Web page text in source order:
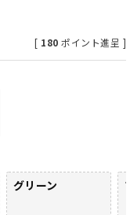
[ 180 ポイント進呈 ]
グリーン